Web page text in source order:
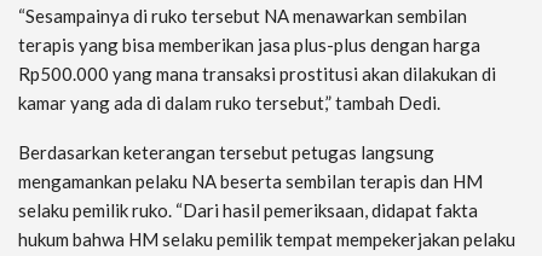
“Sesampainya di ruko tersebut NA menawarkan sembilan
terapis yang bisa memberikan jasa plus-plus dengan harga
Rp500.000 yang mana transaksi prostitusi akan dilakukan di
kamar yang ada di dalam ruko tersebut,” tambah Dedi.
Berdasarkan keterangan tersebut petugas langsung
mengamankan pelaku NA beserta sembilan terapis dan HM
selaku pemilik ruko. “Dari hasil pemeriksaan, didapat fakta
hukum bahwa HM selaku pemilik tempat mempekerjakan pelaku